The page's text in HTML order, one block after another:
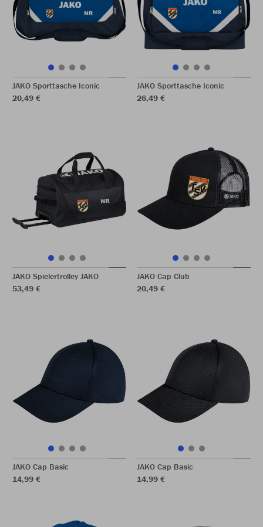
JAKO Sporttasche Iconic
20,49 €
JAKO Sporttasche Iconic
26,49 €
JAKO Spielertrolley JAKO
53,49 €
JAKO Cap Club
20,49 €
JAKO Cap Basic
14,99 €
JAKO Cap Basic
14,99 €